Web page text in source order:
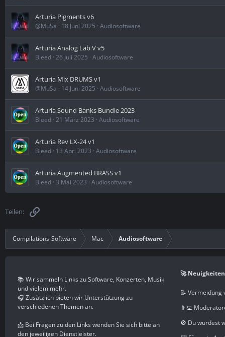
Arturia Pigments v6
@MuSa 18 Juni 2025 Audiosoftware
Arturia Analog Lab V v5
Bleed 26 Juli 2025 Audiosoftware
Arturia Mix DRUMS v1
@MuSa 14 Juni 2025 Audiosoftware
Arturia Sound Banks Bundle 2023
Bleed 21 März 2023 Audiosoftware
Arturia Rev LX-24 v1
Bleed 13 Apr. 2023 Audiosoftware
Arturia Augmented BRASS v1
Bleed 3 Mai 2023 Audiosoftware
Teilen: Link
Compilations-Software Mac Audiosoftware
📚 Wir sammeln Links zu Software, Konzerten, Musik
und vielem mehr.
🎧 Zusätzlich bieten wir Unterstützung zu
verschiedenen Themen an.
📩 Bei Fragen zu den Links wenden Sie sich bitte an
den jeweiligen Dienstleister.
🚀 Neuigkeiten
📝 Vermeidung
👨‍💻
🚫 Du wurdest